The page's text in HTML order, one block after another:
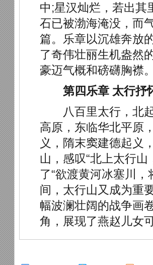
中;星汉灿烂，若出其
石已被渤海淹没，而
篇。乐章以沉雄奔放
了奇伟壮丽生机盎然
豪迈气概和磅礴胸襟。
第四乐章 太行抒
八百里太行，北起
高原，东临华北平原
义，隋末窦建德起义
山，感叹“北上太行
了“欲渡黄河冰塞川
间，太行山又成为重
幅波澜壮阔的战争画
角，展现了燕赵儿女